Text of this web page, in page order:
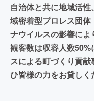
自治体と共に地域活
域密着型プロレス団
ナウイルスの影響に
観客数は収容人数
スによる町づくり貢
ひ皆様の力をお貸しく